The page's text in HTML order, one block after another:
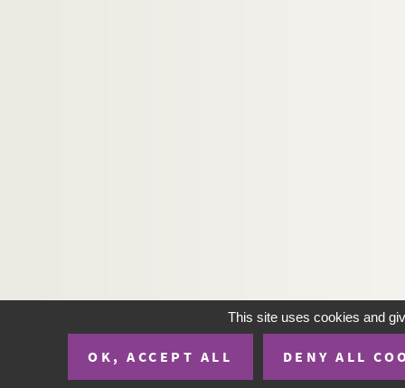
This site uses cookies and
OK, ACCEPT ALL DENY ALL